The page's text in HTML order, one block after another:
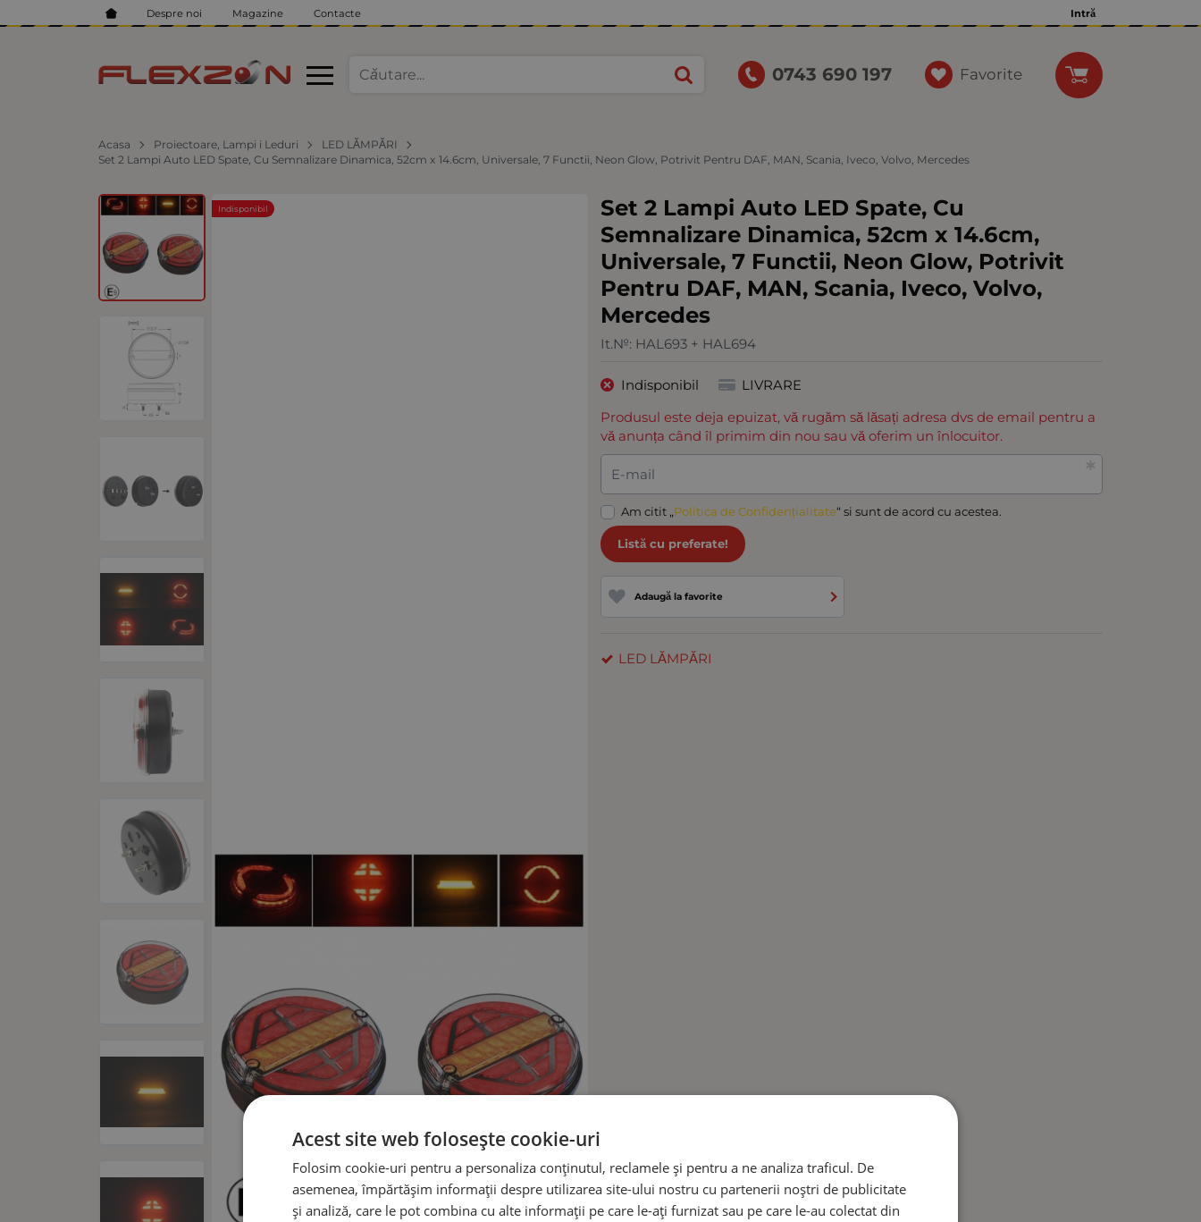
Despre noi Magazine Contacte Intră
0743 690 197 Favorite
Acasa Proiectoare, Lampi i Leduri
LED LĂMPĂRI
Set 2 Lampi Auto LED Spate, Cu Semnalizare Dinamica, 52cm x 14.6cm, Universale, 7 Functii, Neon Glow, Potrivit Pentru DAF, MAN, Scania, Iveco, Volvo, Mercedes
Set 2 Lampi Auto LED Spate, Cu
Semnalizare Dinamica, 52cm x 14.6cm,
Universale, 7 Functii, Neon Glow, Potrivit
Pentru DAF, MAN, Scania, Iveco, Volvo,
Mercedes
It.№: HAL693 + HAL694
Indisponibil
Indisponibil
LIVRARE
Produsul este deja epuizat, vă rugăm să lăsați adresa dvs de email pentru a
vă anunța când îl primim din nou sau vă oferim un înlocuitor.
E-mail
Am citit „Politica de Confidențialitate“ si sunt de acord cu acestea.
Listă cu preferate!
Adaugă la favorite
LED LĂMPĂRI
Acest site web folosește cookie-uri
Folosim cookie-uri pentru a personaliza conținutul, reclamele și pentru a ne analiza traficul. De
asemenea, împărtășim informații despre utilizarea site-ului nostru cu partenerii noștri de publicitate
și analiză, care le pot combina cu alte informații pe care le-ați furnizat sau pe care le-au colectat din